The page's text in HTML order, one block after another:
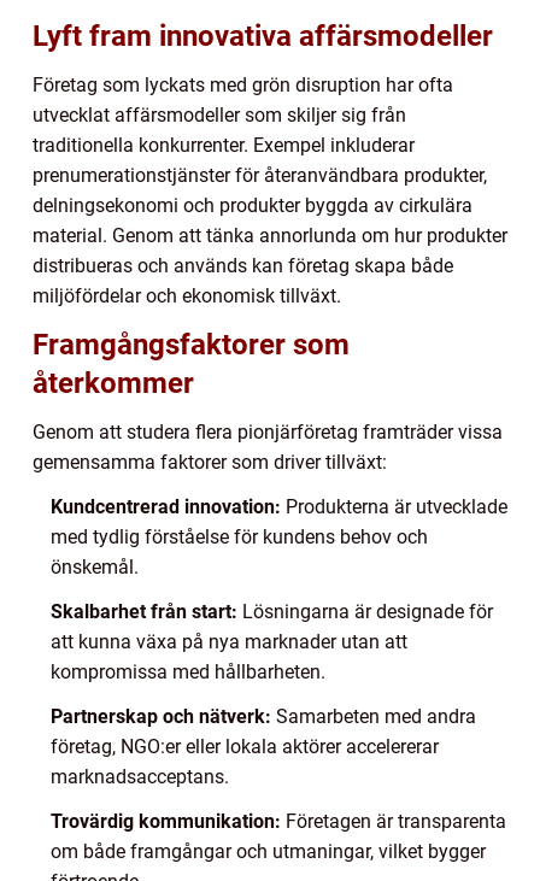
Lyft fram innovativa affärsmodeller
Företag som lyckats med grön disruption har ofta
utvecklat affärsmodeller som skiljer sig från
traditionella konkurrenter. Exempel inkluderar
prenumerationstjänster för återanvändbara produkter,
delningsekonomi och produkter byggda av cirkulära
material. Genom att tänka annorlunda om hur produkter
distribueras och används kan företag skapa både
miljöfördelar och ekonomisk tillväxt.
Framgångsfaktorer som
återkommer
Genom att studera flera pionjärföretag framträder vissa
gemensamma faktorer som driver tillväxt:
Kundcentrerad innovation: Produkterna är utvecklade
med tydlig förståelse för kundens behov och
önskemål.
Skalbarhet från start: Lösningarna är designade för
att kunna växa på nya marknader utan att
kompromissa med hållbarheten.
Partnerskap och nätverk: Samarbeten med andra
företag, NGO:er eller lokala aktörer accelererar
marknadsacceptans.
Trovärdig kommunikation: Företagen är transparenta
om både framgångar och utmaningar, vilket bygger